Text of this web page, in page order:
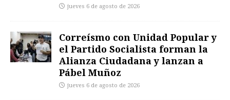
jueves 6 de agosto de 2026
Correísmo con Unidad Popular y
el Partido Socialista forman la
Alianza Ciudadana y lanzan a
Pábel Muñoz
jueves 6 de agosto de 2026